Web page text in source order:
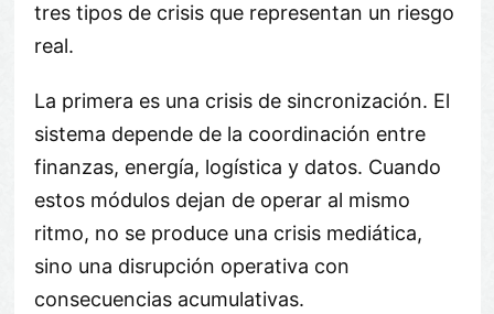
tres tipos de crisis que representan un riesgo
real.
La primera es una crisis de sincronización. El
sistema depende de la coordinación entre
finanzas, energía, logística y datos. Cuando
estos módulos dejan de operar al mismo
ritmo, no se produce una crisis mediática,
sino una disrupción operativa con
consecuencias acumulativas.